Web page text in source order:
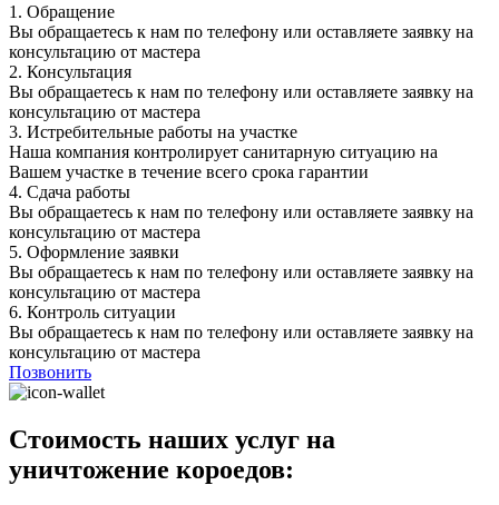
1. Обращение
Вы обращаетесь к нам по телефону или оставляете заявку на
консультацию от мастера
2. Консультация
Вы обращаетесь к нам по телефону или оставляете заявку на
консультацию от мастера
3. Истребительные работы на участке
Наша компания контролирует санитарную ситуацию на
Вашем участке в течение всего срока гарантии
4. Сдача работы
Вы обращаетесь к нам по телефону или оставляете заявку на
консультацию от мастера
5. Оформление заявки
Вы обращаетесь к нам по телефону или оставляете заявку на
консультацию от мастера
6. Контроль ситуации
Вы обращаетесь к нам по телефону или оставляете заявку на
консультацию от мастера
Позвонить
Стоимость наших услуг на
уничтожение короедов: